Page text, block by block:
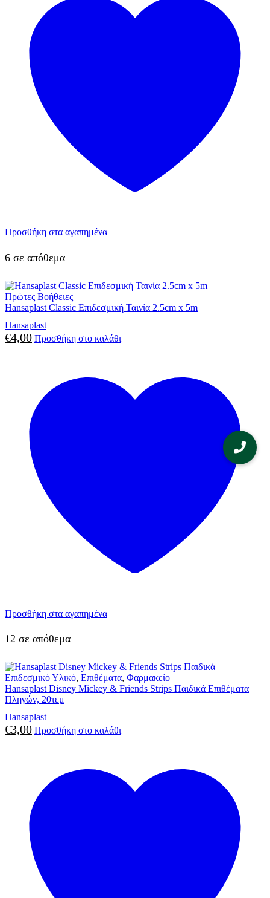
Προσθήκη στα αγαπημένα
6 σε απόθεμα
Πρώτες Βοήθειες
Hansaplast Classic Επιδεσμική Ταινία 2.5cm x 5m
Hansaplast
€4,00 Προσθήκη στο καλάθι
Προσθήκη στα αγαπημένα
12 σε απόθεμα
Επιδεσμικό Υλικό, Επιθέματα, Φαρμακείο
Hansaplast Disney Mickey & Friends Strips Παιδικά Επιθέματα
Πληγών, 20τεμ
Hansaplast
€3,00 Προσθήκη στο καλάθι